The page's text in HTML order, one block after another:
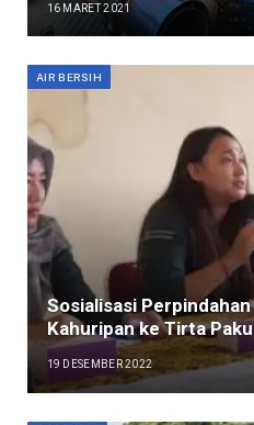
16 MARET 2021
AIR BERSIH
Sosialisasi
Kahuripan ke Tirta
19 DESEMBER 2022